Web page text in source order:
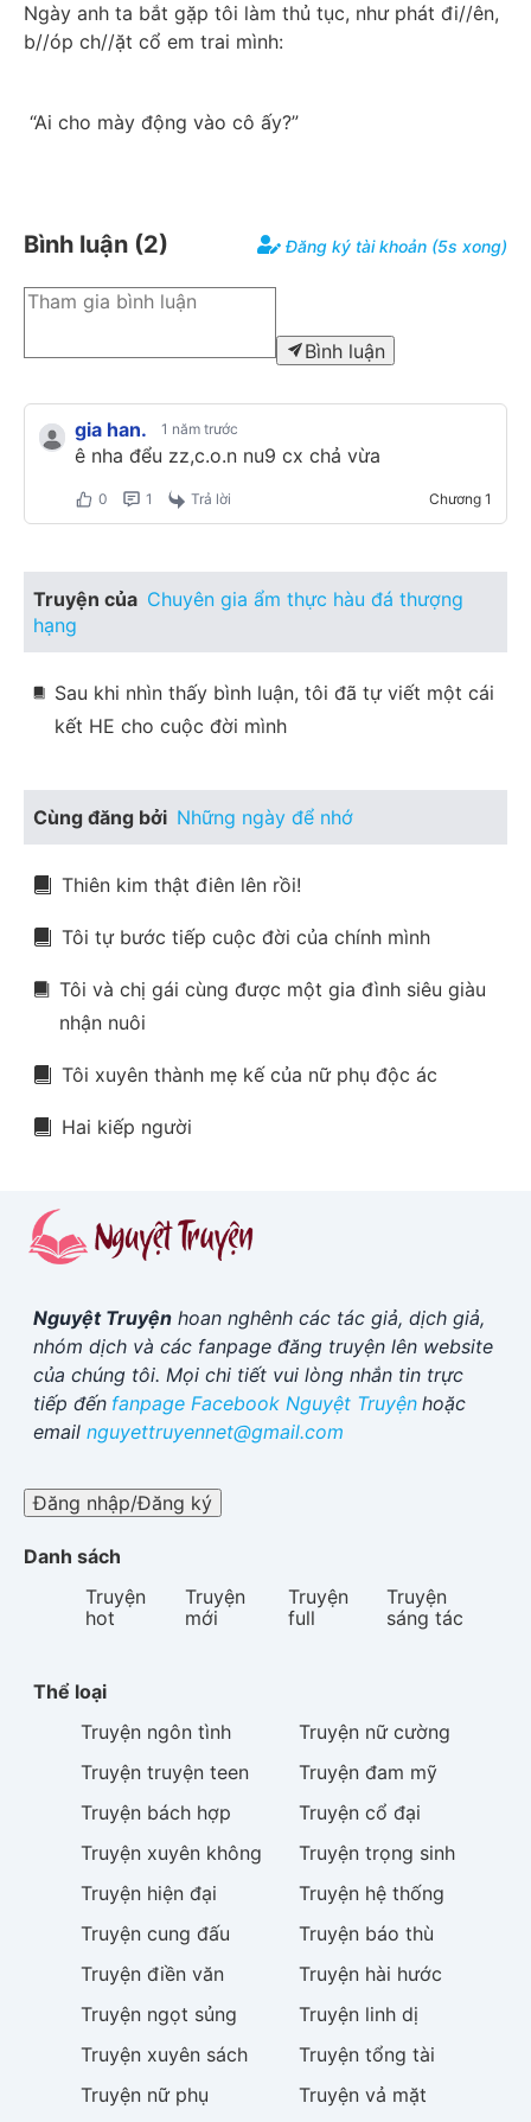
Ngày anh ta bắt gặp tôi làm thủ tục, như phát đi//ên,
b//óp ch//ặt cổ em trai mình:
“Ai cho mày động vào cô ấy?”
Bình luận (2) Đăng ký tài khoản (5s xong)
Bình luận
gia han. 1 năm trước
ê nha đểu zz,c.o.n nu9 cx chả vừa
0 1 Trả lời Chương 1
Truyện của Chuyên gia ẩm thực hàu đá thượng
hạng
Sau khi nhìn thấy bình luận, tôi đã tự viết một cái
kết HE cho cuộc đời mình
Cùng đăng bởi Những ngày để nhớ
Thiên kim thật điên lên rồi!
Tôi tự bước tiếp cuộc đời của chính mình
Tôi và chị gái cùng được một gia đình siêu giàu
nhận nuôi
Tôi xuyên thành mẹ kế của nữ phụ độc ác
Hai kiếp người
Nguyệt Truyện hoan nghênh các tác giả, dịch giả,
nhóm dịch và các fanpage đăng truyện lên website
của chúng tôi. Mọi chi tiết vui lòng nhắn tin trực
tiếp đến fanpage Facebook Nguyệt Truyện hoặc
email nguyettruyennet@gmail.com
Đăng nhập/Đăng ký
Danh sách
Truyện
hot
Truyện
mới
Truyện
full
Truyện
sáng tác
Thể loại
Truyện ngôn tình Truyện nữ cường
Truyện truyện teen Truyện đam mỹ
Truyện bách hợp Truyện cổ đại
Truyện xuyên không Truyện trọng sinh
Truyện hiện đại Truyện hệ thống
Truyện cung đấu Truyện báo thù
Truyện điền văn Truyện hài hước
Truyện ngọt sủng Truyện linh dị
Truyện xuyên sách Truyện tổng tài
Truyện nữ phụ Truyện vả mặt